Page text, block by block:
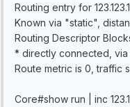
Routing entry for
Known via "static",
Routing Descriptor
* directly connected, via
Route metric is 0, traffic
Core#show run | inc